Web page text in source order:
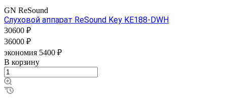
GN ReSound
Слуховой аппарат ReSound Key KE188-DWH
30600 ₽
36000 ₽
экономия 5400 ₽
В корзину